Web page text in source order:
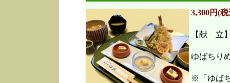
3,300円(
【献 立
ゆばちり
※「ゆば